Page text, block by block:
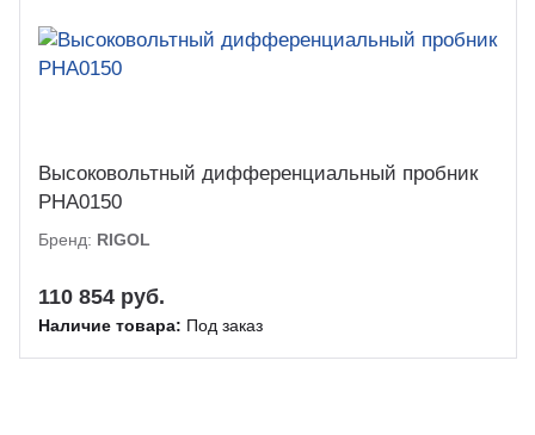
Высоковольтный дифференциальный пробник
PHA0150
Бренд: RIGOL
110 854 руб.
Наличие товара: Под заказ